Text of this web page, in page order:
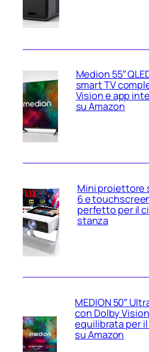
Medion 55″
smart TV
Vision e app
su Amazon
Mini proiettore
6 e
perfetto per il
stanza
MEDION 50″
con Dolby
equilibrata per
su Amazon